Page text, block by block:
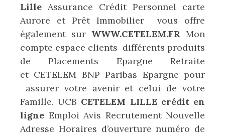
Lille Assurance Crédit Personnel carte
Aurore et Prêt Immobilier vous offre
également sur WWW.CETELEM.FR Mon
compte espace clients différents produits
de Placements Epargne Retraite
et CETELEM BNP Paribas Epargne pour
assurer votre avenir et celui de votre
Famille. UCB CETELEM LILLE crédit en
ligne Emploi Avis Recrutement Nouvelle
Adresse Horaires d’ouverture numéro de